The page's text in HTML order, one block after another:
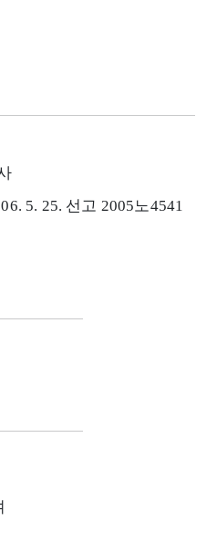
5. 25. 선고 2005노4541